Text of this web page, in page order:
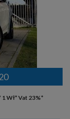
Wł* Vat 23%*